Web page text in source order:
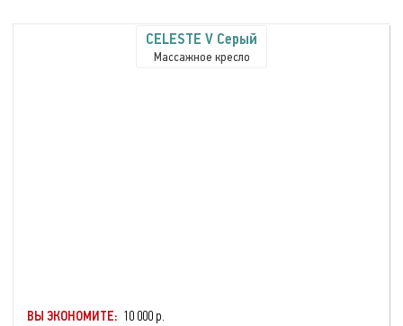
CELESTE V Серый
Массажное кресло
ВЫ ЭКОНОМИТЕ: 10 000 р.